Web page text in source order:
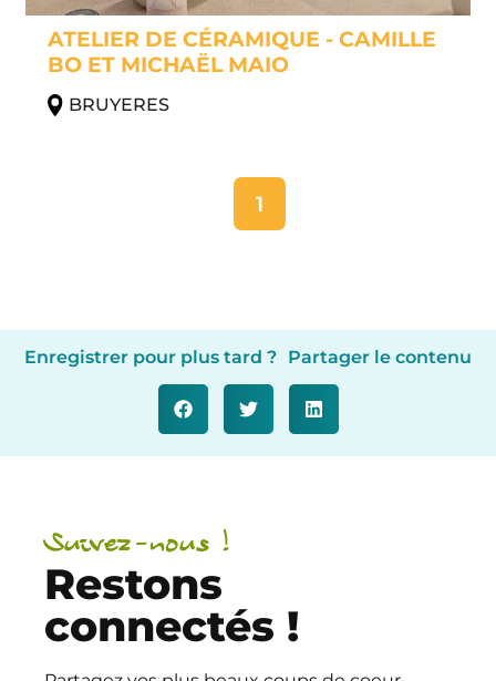
ATELIER DE CÉRAMIQUE - CAMILLE
BO ET MICHAËL MAIO
BRUYERES
1
Enregistrer pour plus tard ? Partager le contenu
Suivez-nous !
Restons
connectés !